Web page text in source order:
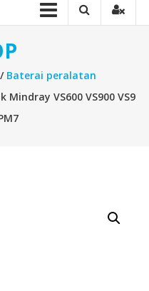
/ Baterai peralatan
VS600 VS900 VS9